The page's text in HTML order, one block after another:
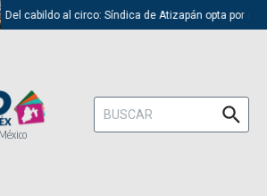
Del cabildo al circo: Síndica de Atizapán opta por el
Buscar: